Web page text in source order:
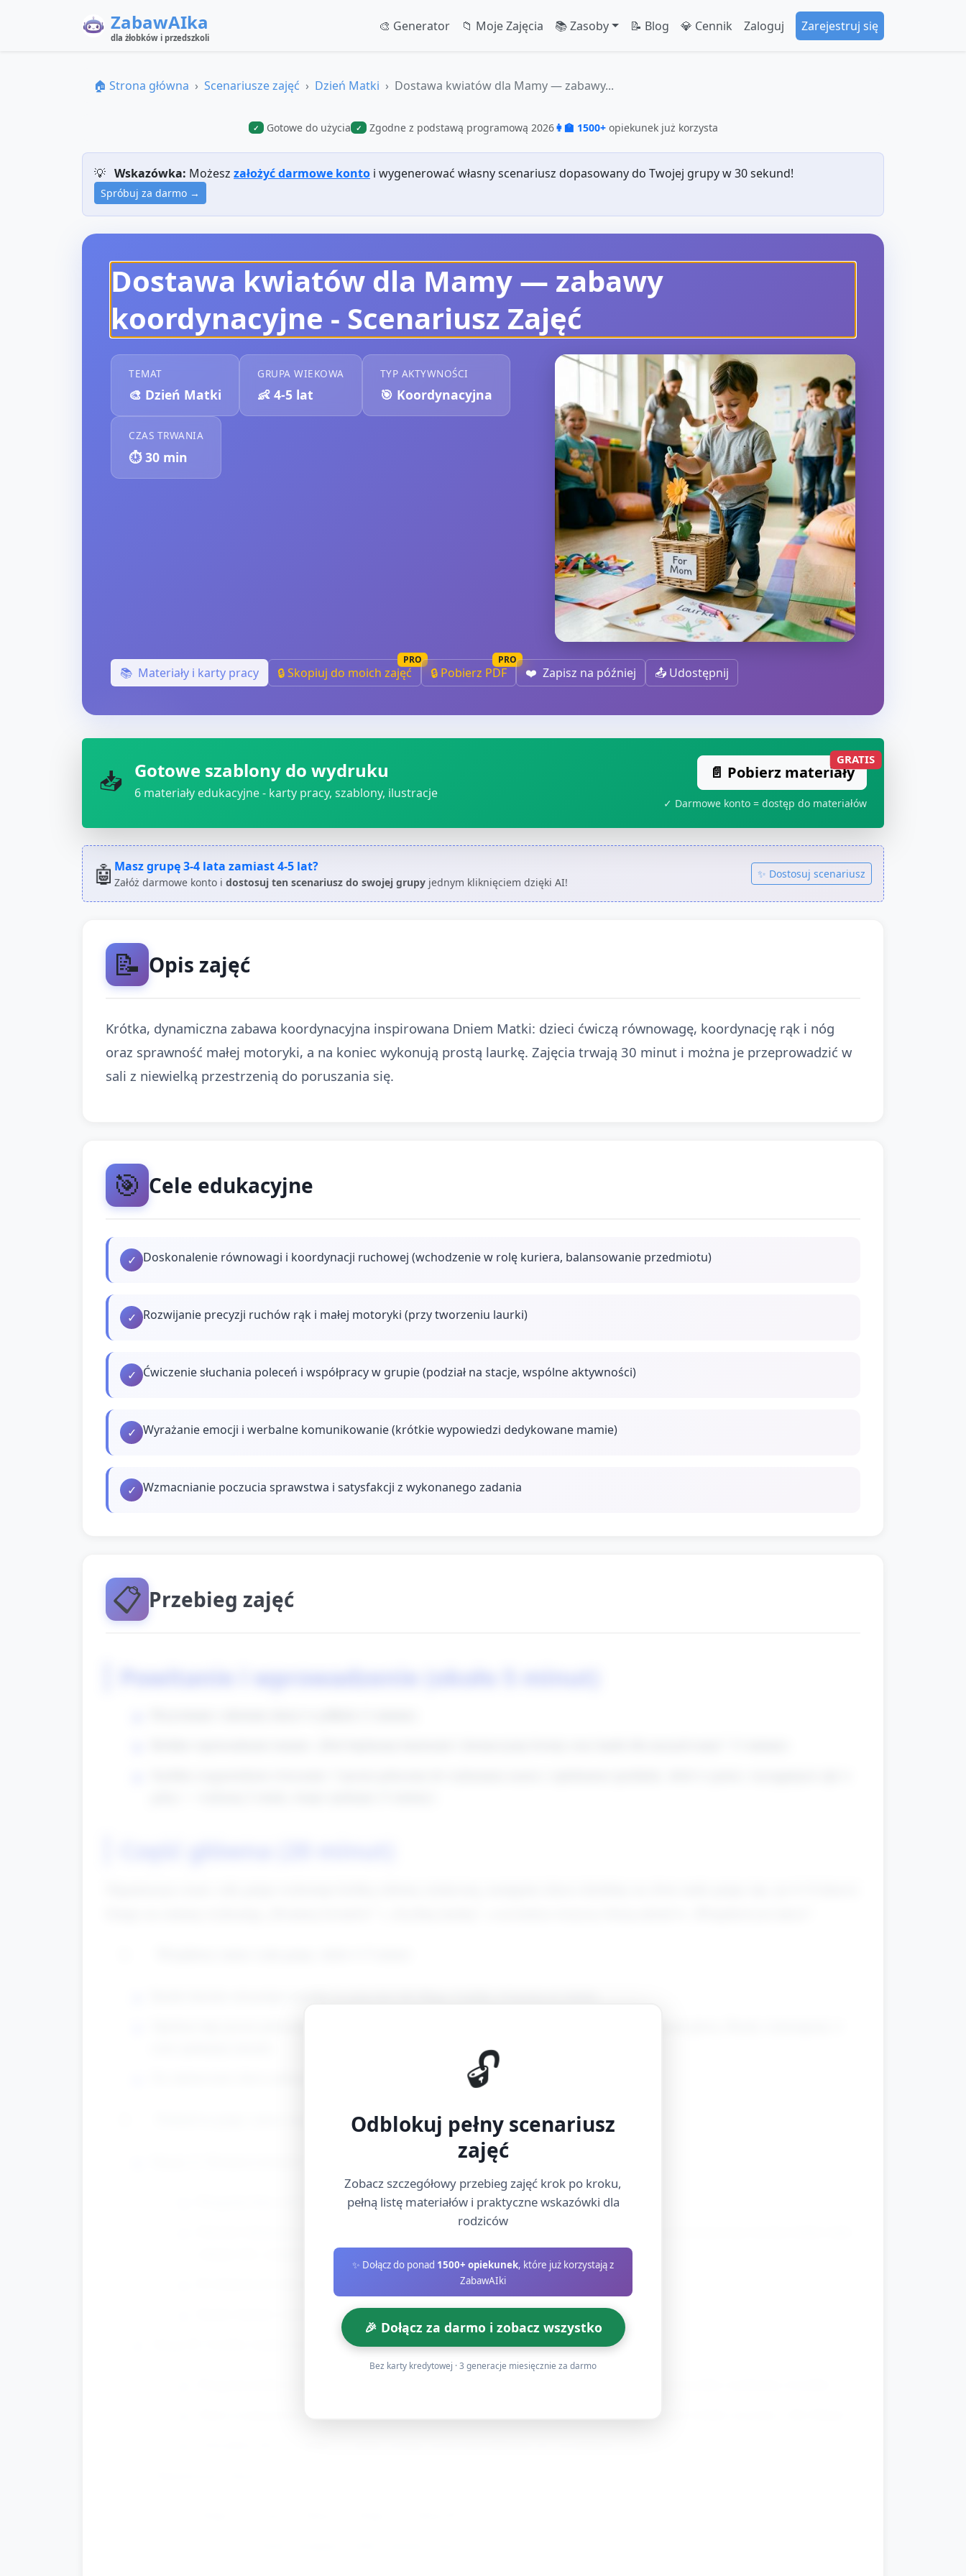
ZabawAIka
dla żłobków i przedszkoli
🎨 Generator 📁 Moje Zajęcia 📚 Zasoby 📝 Blog 💎 Cennik Zaloguj Zarejestruj się
🏠 Strona główna Scenariusze zajęć Dzień Matki Dostawa kwiatów dla Mamy — zabawy...
✓ Gotowe do użycia ✓ Zgodne z podstawą programową 2026👩‍🏫 1500+ opiekunek już korzysta
💡 Wskazówka: Możesz założyć darmowe konto i wygenerować własny scenariusz dopasowany do Twojej grupy w 30 sekund!
Spróbuj za darmo →
Dostawa kwiatów dla Mamy — zabawy
koordynacyjne - Scenariusz Zajęć
TEMAT
🎨 Dzień Matki
GRUPA WIEKOWA
👶 4-5 lat
TYP AKTYWNOŚCI
🎯 Koordynacyjna
CZAS TRWANIA
⏱️30 min
📚 Materiały i karty pracy 🔒 Skopiuj do moich zajęć
PRO
🔒 Pobierz PDF
PRO
❤️ Zapisz na później 📤 Udostępnij
📥 Gotowe szablony do wydruku
6 materiały edukacyjne - karty pracy, szablony, ilustracje
📄 Pobierz materiały
GRATIS
✓ Darmowe konto = dostęp do materiałów
🤖Masz grupę3-4 lata zamiast4-5 lat?
Załóż darmowe konto i dostosuj ten scenariusz do swojej grupy jednym kliknięciem dzięki AI!
✨ Dostosuj scenariusz
📝 Opis zajęć
Krótka, dynamiczna zabawa koordynacyjna inspirowana Dniem Matki: dzieci ćwiczą równowagę, koordynację rąk i nóg
oraz sprawność małej motoryki, a na koniec wykonują prostą laurkę. Zajęcia trwają 30 minut i można je przeprowadzić w
sali z niewielką przestrzenią do poruszania się.
🎯 Cele edukacyjne
✓ Doskonalenie równowagi i koordynacji ruchowej (wchodzenie w rolę kuriera, balansowanie przedmiotu)
✓ Rozwijanie precyzji ruchów rąk i małej motoryki (przy tworzeniu laurki)
✓ Ćwiczenie słuchania poleceń i współpracy w grupie (podział na stacje, wspólne aktywności)
✓ Wyrażanie emocji i werbalne komunikowanie (krótkie wypowiedzi dedykowane mamie)
✓ Wzmacnianie poczucia sprawstwa i satysfakcji z wykonanego zadania
📋 Przebieg zajęć
Powitanie i wprowadzenie (około 5 minut)
Na zakończenie dzieci pokazują jedną swoją ulubioną figurę.
Podział na grupy i praca stacyjna (około 15 minut razem, po ~7–8 minut na stację)
Stacja A: Dostawa kwiatów (koordynacja równowagi i chodu)
Przygotuj linię startu i linię mety oznaczoną taśmą na podłodze.
Dziecko balansuje papierowy kwiat na dużej łyżce lub trzyma go na dłoni i przechodzi wyznaczoną trasę (można dodać małe
zakręty lub „omijanie przeszkód” oznaczonych poduszkami).
Po dotarciu do mety dziecko odkłada kwiat do koszyka „dla mamy” i wraca do grupy.
Każde dziecko wykonuje 1–2 przejścia.
Stacja B: Szybka laurka (rozwój małej motoryki)
🔓
Odblokuj pełny scenariusz
zajęć
Zobacz szczegółowy przebieg zajęć krok po kroku,
pełną listę materiałów i praktyczne wskazówki dla
rodziców
✨ Dołącz do ponad 1500+ opiekunek, które już korzystają z
ZabawAIki
🎉 Dołącz za darmo i zobacz wszystko
Bez karty kredytowej · 3 generacje miesięcznie za darmo